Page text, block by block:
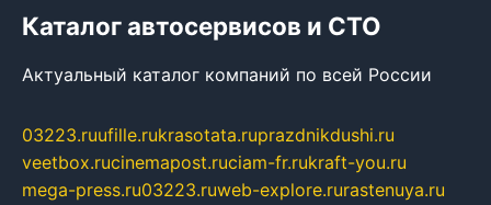
Каталог автосервисов и СТО
Актуальный каталог компаний по всей России
03223.ruufille.rukrasotata.ruprazdnikdushi.ru
veetbox.rucinemapost.ruciam-fr.rukraft-you.ru
mega-press.ru03223.ruweb-explore.rurastenuya.ru